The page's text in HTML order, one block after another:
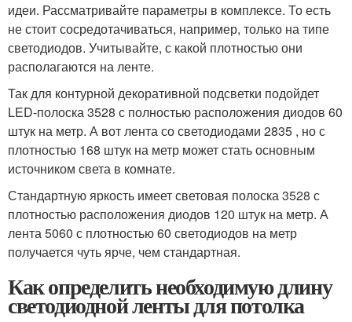
идеи. Рассматривайте параметры в комплексе. То есть
не стоит сосредотачиваться, например, только на типе
светодиодов. Учитывайте, с какой плотностью они
располагаются на ленте.
Так для контурной декоративной подсветки подойдет
LED-полоска 3528 с полностью расположения диодов 60
штук на метр. А вот лента со светодиодами 2835 , но с
плотностью 168 штук на метр может стать основным
источником света в комнате.
Стандартную яркость имеет световая полоска 3528 с
плотностью расположения диодов 120 штук на метр. А
лента 5060 с плотностью 60 светодиодов на метр
получается чуть ярче, чем стандартная.
Как определить необходимую длину
светодиодной ленты для потолка